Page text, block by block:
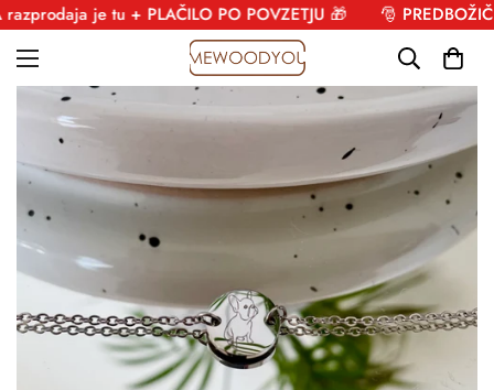
je tu + PLAČILO PO POVZETJU 🎁 🎅